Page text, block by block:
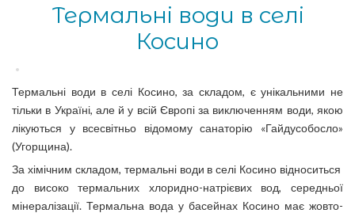
Термальні води в селі
Косино
Термальні води в селі Косино, за складом, є унікальними не
тільки в Україні, але й у всій Європі за виключенням води, якою
лікуються у всесвітньо відомому санаторію «Гайдусобосло»
(Угорщина).
За хімічним складом, термальні води в селі Косино відноситься
до високо термальних хлоридно-натрієвих вод, середньої
мінералізації. Термальна вода у басейнах Косино має жовто-